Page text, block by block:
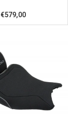
€579,00